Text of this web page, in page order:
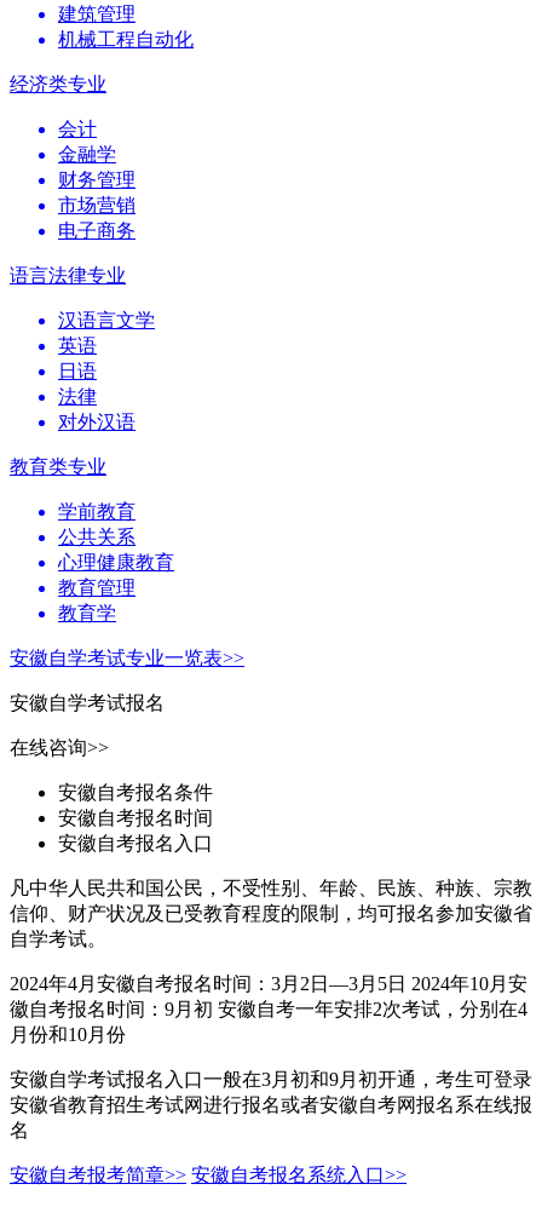
建筑管理
机械工程自动化
经济类专业
会计
金融学
财务管理
市场营销
电子商务
语言法律专业
汉语言文学
英语
日语
法律
对外汉语
教育类专业
学前教育
公共关系
心理健康教育
教育管理
教育学
安徽自学考试专业一览表>>
安徽自学考试报名
在线咨询>>
安徽自考报名条件
安徽自考报名时间
安徽自考报名入口
凡中华人民共和国公民，不受性别、年龄、民族、种族、宗教
信仰、财产状况及已受教育程度的限制，均可报名参加安徽省
自学考试。
2024年4月安徽自考报名时间：3月2日—3月5日 2024年10月安
徽自考报名时间：9月初 安徽自考一年安排2次考试，分别在4
月份和10月份
安徽自学考试报名入口一般在3月初和9月初开通，考生可登录
安徽省教育招生考试网进行报名或者安徽自考网报名系在线报
名
安徽自考报考简章>> 安徽自考报名系统入口>>